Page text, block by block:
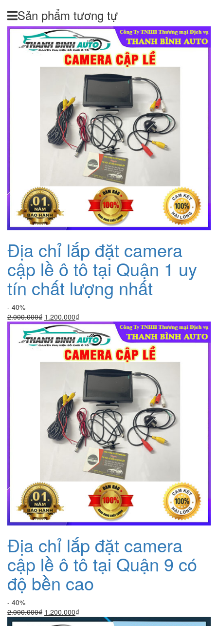
Sản phẩm tương tự
Địa chỉ lắp đặt camera
cập lề ô tô tại Quận 1 uy
tín chất lượng nhất
- 40%
2.000.000₫ Giá
gốc
là:
2.000.000₫.
1.200.000₫Giá
hiện
tại
là:
1.200.000₫.
Địa chỉ lắp đặt camera
cập lề ô tô tại Quận 9 có
độ bền cao
- 40%
2.000.000₫ Giá
gốc
1.200.000₫Giá
hiện